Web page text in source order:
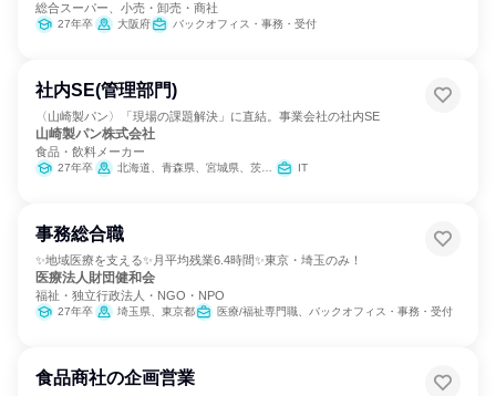
総合スーパー、小売・卸売・商社
27年卒 大阪府 バックオフィス・事務・受付
社内SE(管理部門)
〈山崎製パン〉「現場の課題解決」に直結。事業会社の社内SE
山崎製パン株式会社
食品・飲料メーカー
27年卒 北海道、青森県、宮城県、茨城県、群馬県、埼玉県、千葉県、東京都、神奈川県、新潟県、愛知県、京都府、大阪府、兵庫県、岡山県、広島県、福岡県、熊本県 IT
事務総合職
✨地域医療を支える✨月平均残業6.4時間✨東京・埼玉のみ！
医療法人財団健和会
福祉・独立行政法人・NGO・NPO
27年卒 埼玉県、東京都 医療/福祉専門職、バックオフィス・事務・受付
食品商社の企画営業